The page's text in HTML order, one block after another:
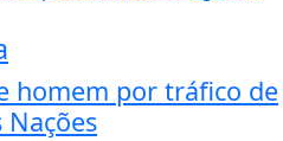
homem por tráfico de